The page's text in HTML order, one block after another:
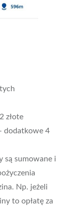
złote
dodatkowe 4
są sumowane i
Np. jeżeli
to opłatę za